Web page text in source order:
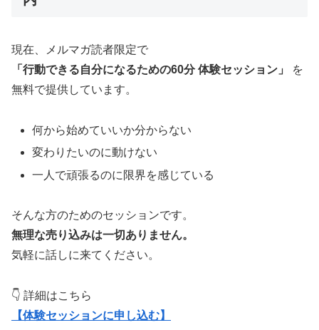
現在、メルマガ読者限定で
「行動できる自分になるための60分 体験セッション」
を
無料で提供しています。
何から始めていいか分からない
変わりたいのに動けない
一人で頑張るのに限界を感じている
そんな方のためのセッションです。
無理な売り込みは一切ありません。
気軽に話しに来てください。
👇 詳細はこちら
【体験セッションに申し込む】